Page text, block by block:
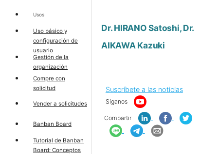
Usos
Uso básico y
configuración de
usuario
Gestión de la
organización
Compre con
solicitud
Vender a solicitudes
Banban Board
Tutorial de Banban
Board: Conceptos
Dr. HIRANO Satoshi, Dr.
AIKAWA Kazuki
Suscríbete a las noticias
Síganos
Compartir